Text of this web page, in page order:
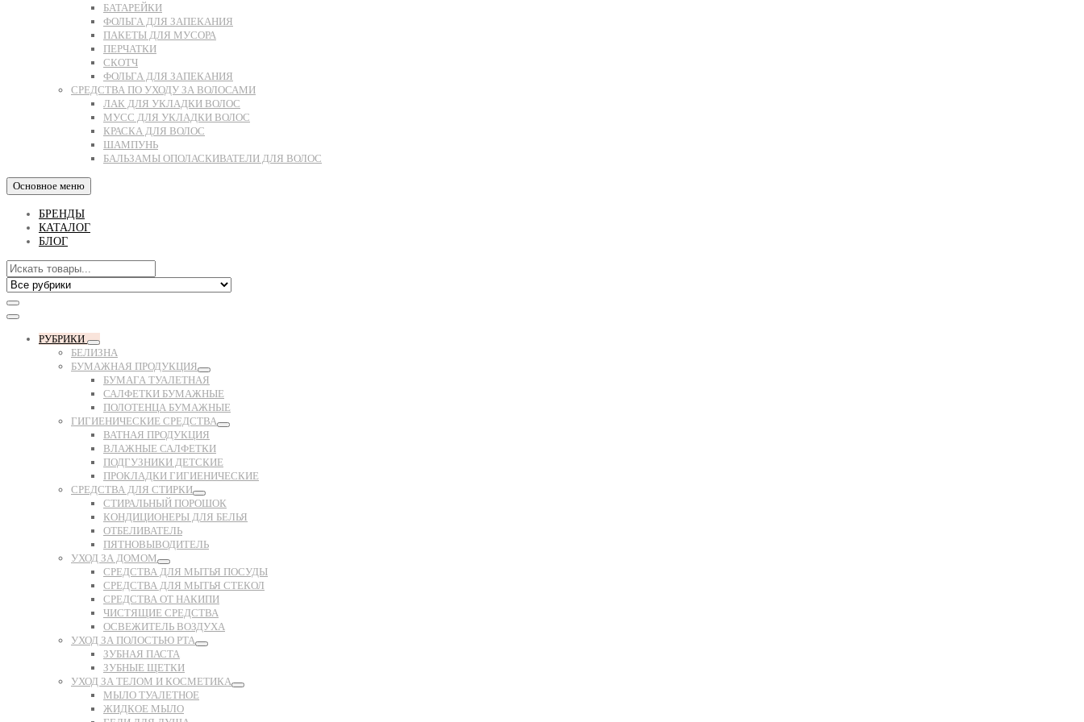
БАТАРЕЙКИ
ФОЛЬГА ДЛЯ ЗАПЕКАНИЯ
ПАКЕТЫ ДЛЯ МУСОРА
ПЕРЧАТКИ
СКОТЧ
ФОЛЬГА ДЛЯ ЗАПЕКАНИЯ
СРЕДСТВА ПО УХОДУ ЗА ВОЛОСАМИ
ЛАК ДЛЯ УКЛАДКИ ВОЛОС
МУСС ДЛЯ УКЛАДКИ ВОЛОС
КРАСКА ДЛЯ ВОЛОС
ШАМПУНЬ
БАЛЬЗАМЫ ОПОЛАСКИВАТЕЛИ ДЛЯ ВОЛОС
Основное меню
БРЕНДЫ
КАТАЛОГ
БЛОГ
РУБРИКИ
БЕЛИЗНА
БУМАЖНАЯ ПРОДУКЦИЯ
БУМАГА ТУАЛЕТНАЯ
САЛФЕТКИ БУМАЖНЫЕ
ПОЛОТЕНЦА БУМАЖНЫЕ
ГИГИЕНИЧЕСКИЕ СРЕДСТВА
ВАТНАЯ ПРОДУКЦИЯ
ВЛАЖНЫЕ САЛФЕТКИ
ПОДГУЗНИКИ ДЕТСКИЕ
ПРОКЛАДКИ ГИГИЕНИЧЕСКИЕ
СРЕДСТВА ДЛЯ СТИРКИ
СТИРАЛЬНЫЙ ПОРОШОК
КОНДИЦИОНЕРЫ ДЛЯ БЕЛЬЯ
ОТБЕЛИВАТЕЛЬ
ПЯТНОВЫВОДИТЕЛЬ
УХОД ЗА ДОМОМ
СРЕДСТВА ДЛЯ МЫТЬЯ ПОСУДЫ
СРЕДСТВА ДЛЯ МЫТЬЯ СТЕКОЛ
СРЕДСТВА ОТ НАКИПИ
ЧИСТЯЩИЕ СРЕДСТВА
ОСВЕЖИТЕЛЬ ВОЗДУХА
УХОД ЗА ПОЛОСТЬЮ РТА
ЗУБНАЯ ПАСТА
ЗУБНЫЕ ЩЕТКИ
УХОД ЗА ТЕЛОМ И КОСМЕТИКА
МЫЛО ТУАЛЕТНОЕ
ЖИДКОЕ МЫЛО